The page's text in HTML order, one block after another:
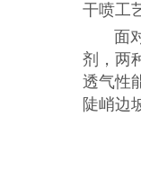
干喷工
面对
剂，两
透气性
陡峭边